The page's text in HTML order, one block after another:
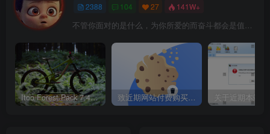
2388 104 27 141W+
Itoo Forest Pack 7.4.20 森林插件 For 3DSMAX 2014 ~ 2023 汉化永久版 致近期网站付费购买资源及会员用户后，网页显示依然没有购买解决方法！